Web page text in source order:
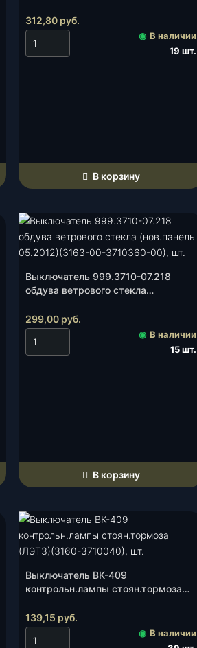
312,80 руб.
◉ В наличии
19 шт.
В корзину
Выключатель 999.3710-07.218
обдува ветрового стекла
3710360-00), шт.
299,00 руб.
◉ В наличии
15 шт.
В корзину
Выключатель ВК-409
контрольн.лампы стоян.тормоза
139,15 руб.
◉ В наличии